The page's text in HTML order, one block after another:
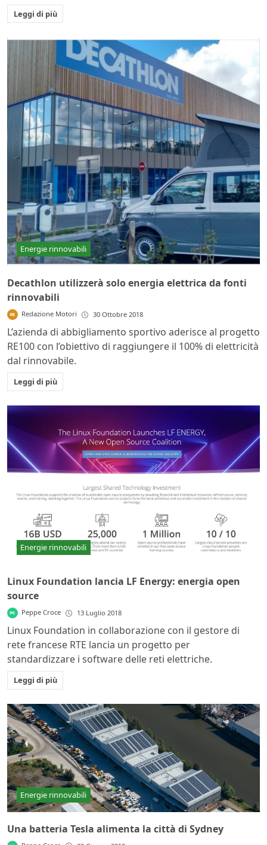
Leggi di più
Energie rinnovabili
Decathlon utilizzerà solo energia elettrica da fonti
rinnovabili
Redazione Motori 30 Ottobre 2018
L’azienda di abbigliamento sportivo aderisce al progetto
RE100 con l’obiettivo di raggiungere il 100% di elettricità
dal rinnovabile.
Leggi di più
Energie rinnovabili
Linux Foundation lancia LF Energy: energia open
source
Peppe Croce 13 Luglio 2018
Linux Foundation in collaborazione con il gestore di
rete francese RTE lancia un progetto per
standardizzare i software delle reti elettriche.
Leggi di più
Energie rinnovabili
Una batteria Tesla alimenta la città di Sydney